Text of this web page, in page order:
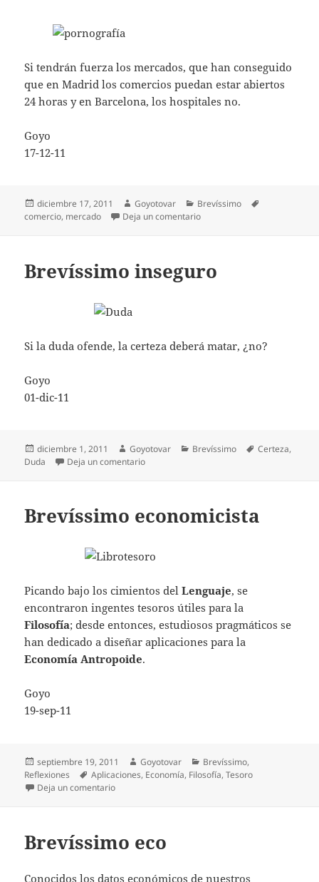
Si tendrán fuerza los mercados, que han conseguido
que en Madrid los comercios puedan estar abiertos
24 horas y en Barcelona, los hospitales no.
Goyo
17-12-11
Publicado
el
diciembre 17, 2011 Autor
Goyotovar Categorías
Brevíssimo
comercio, mercado Deja un comentarioen Brevíssimo mercantil
Brevíssimo inseguro
Si la duda ofende, la certeza deberá matar, ¿no?
Goyo
01-dic-11
Publicado
el
diciembre 1, 2011 Autor
Goyotovar Categorías
Brevíssimo Etiquetas
Certeza,
Duda
Deja un comentarioen Brevíssimo inseguro
Brevíssimo economicista
Picando bajo los cimientos delLenguaje, se
encontraron ingentes tesoros útiles para la
Filosofía; desde entonces, estudiosos pragmáticos se
han dedicado a diseñar aplicaciones para la
Economía Antropoide.
Goyo
19-sep-11
Publicado
el
septiembre 19, 2011 Autor
Goyotovar Categorías
Brevíssimo,
Reflexiones
Etiquetas
Aplicaciones, Economía, Filosofía,Tesoro
Deja un comentarioen Brevíssimo economicista
Brevíssimo eco
Conocidos los datos económicos de nuestros